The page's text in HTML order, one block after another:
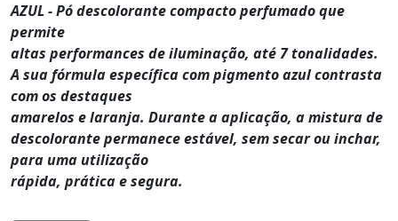
AZUL - Pó descolorante compacto perfumado que
permite
altas performances de iluminação, até 7 tonalidades.
A sua fórmula específica com pigmento azul contrasta
com os destaques
amarelos e laranja. Durante a aplicação, a mistura de
descolorante permanece estável, sem secar ou inchar,
para uma utilização
rápida, prática e segura.